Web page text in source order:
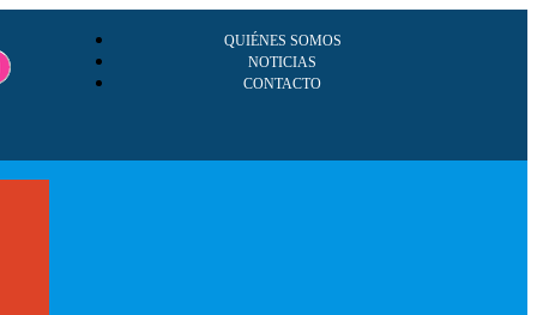
QUIÉNES SOMOS
NOTICIAS
CONTACTO